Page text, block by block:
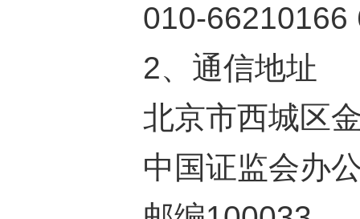
010-66210166
2、 通信地址
北京市西城区
中国证监会办